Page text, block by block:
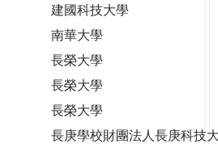
建國科技大學
南華大學
長榮大學
長榮大學
長榮大學
長庚學校財團法人長庚科技